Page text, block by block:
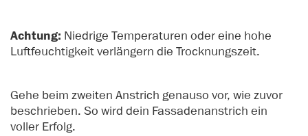
Achtung: Niedrige Temperaturen oder eine hohe
Luftfeuchtigkeit verlängern die Trocknungszeit.
Gehe beim zweiten Anstrich genauso vor, wie zuvor
beschrieben. So wird dein Fassadenanstrich ein
voller Erfolg.